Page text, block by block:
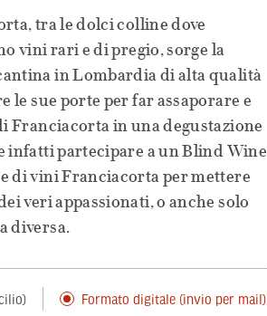
tra le dolci colline dove
vini rari e di pregio, sorge la
in Lombardia di alta qualità
le sue porte per far assaporare e
Franciacorta in una degustazione
infatti partecipare a un Blind Wine
di vini Franciacorta per mettere
veri appassionati, o anche solo
diversa.
Formato digitale (invio per mail)